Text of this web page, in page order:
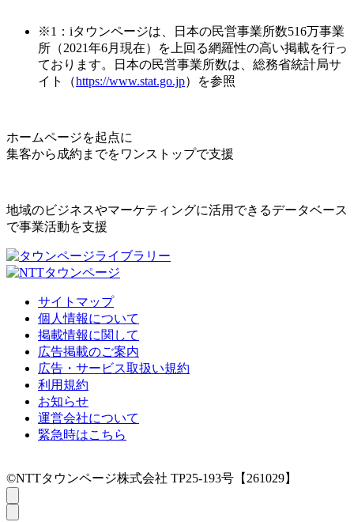
※1：iタウンページは、日本の民営事業所数516万事業
所（2021年6月現在）を上回る網羅性の高い掲載を行っ
ております。日本の民営事業所数は、総務省統計局サ
イト（https://www.stat.go.jp）を参照
ホームページを起点に
集客から成約までをワンストップで支援
地域のビジネスやマーケティングに活用できるデータベース
で事業活動を支援
サイトマップ
個人情報について
掲載情報に関して
広告掲載のご案内
広告・サービス取扱い規約
利用規約
お知らせ
運営会社について
緊急時はこちら
©NTTタウンページ株式会社 TP25-193号【261029】